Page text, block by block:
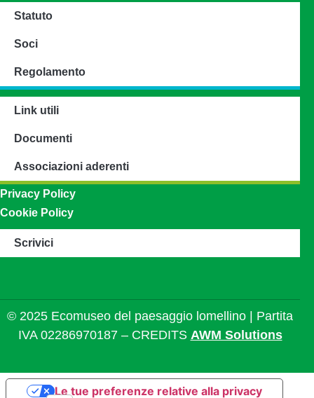
Statuto
Soci
Regolamento
Link utili
Documenti
Associazioni aderenti
Privacy Policy
Cookie Policy
Scrivici
© 2025 Ecomuseo del paesaggio lomellino | Partita
IVA 02286970187 – CREDITS AWM Solutions
Le tue preferenze relative alla privacy